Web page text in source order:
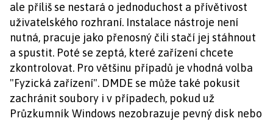
ale příliš se nestará o jednoduchost a přívětivost
uživatelského rozhraní. Instalace nástroje není
nutná, pracuje jako přenosný čili stačí jej stáhnout
a spustit. Poté se zeptá, které zařízení chcete
zkontrolovat. Pro většinu případů je vhodná volba
"Fyzická zařízení". DMDE se může také pokusit
zachránit soubory i v případech, pokud už
Průzkumník Windows nezobrazuje pevný disk nebo